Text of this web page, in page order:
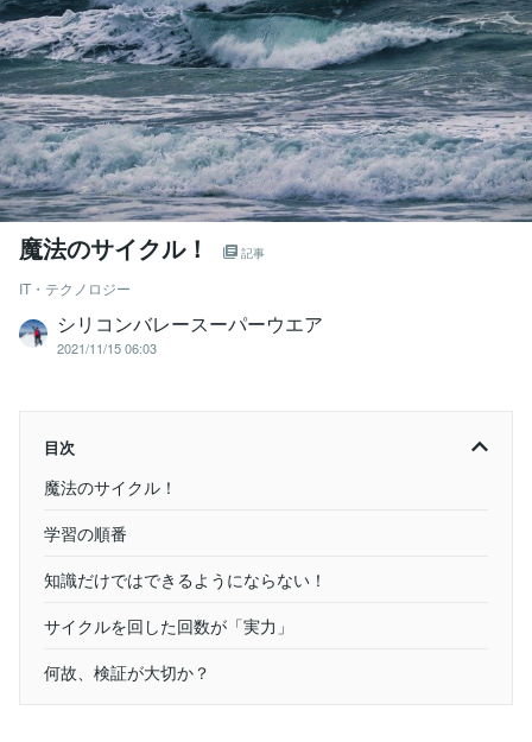
魔法のサイクル！ 記事
IT・テクノロジー
シリコンバレースーパーウエア
2021/11/15 06:03
目次
魔法のサイクル！
学習の順番
知識だけではできるようにならない！
サイクルを回した回数が「実力」
何故、検証が大切か？